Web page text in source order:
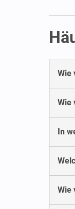
Wie
Wie
In
Wie